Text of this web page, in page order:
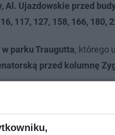
Al. Ujazdowskie przed
117, 127, 158, 166, 180,
parku Traugutta, którego
przed kolumnę